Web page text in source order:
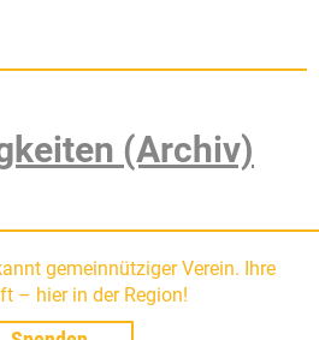
(Archiv)
gemeinnütziger Verein. Ihre
– hier in der Region!